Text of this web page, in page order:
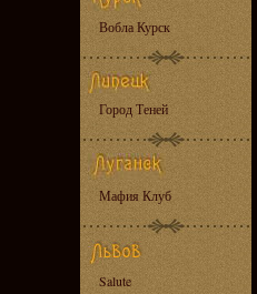
Вобла Курск
Город Теней
Мафия Клуб
Salute